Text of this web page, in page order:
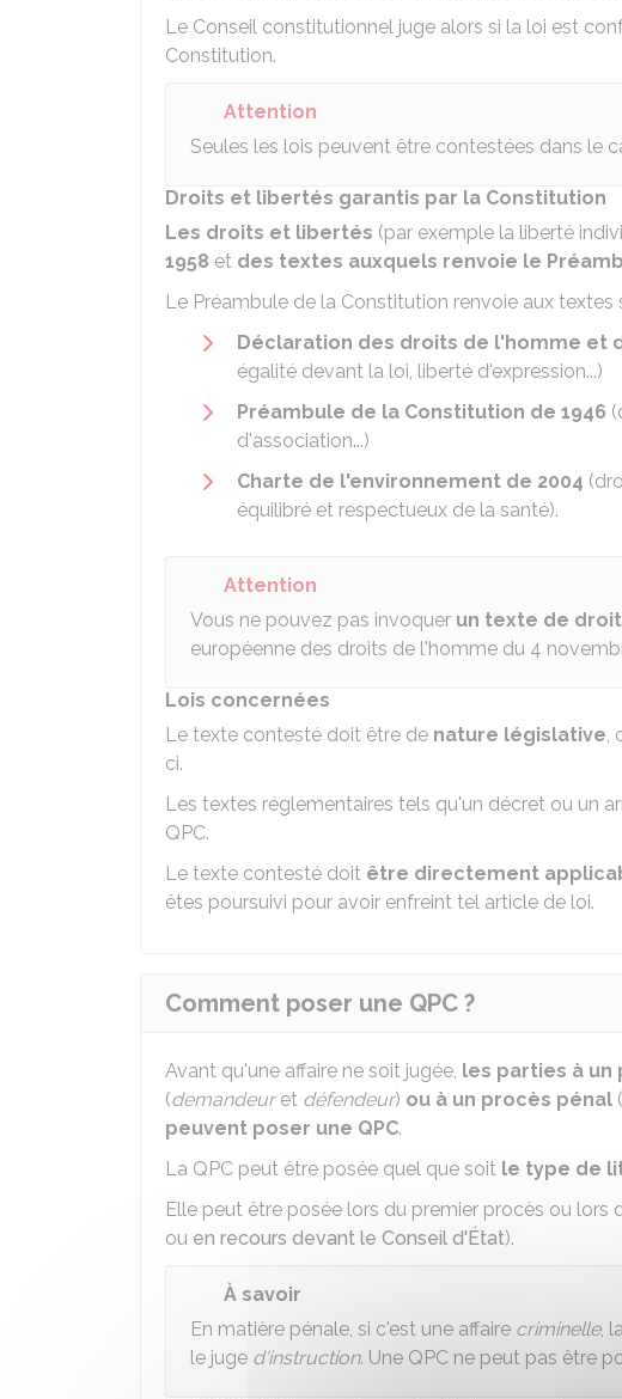
Le Conseil constitutionnel juge alors si la loi est
Constitution.
Attention
Seules les lois peuvent être contestées dans le
Droits et libertés garantis par la Constitution
Les droits et libertés (par exemple la liberté
1958 et des textes auxquels renvoie le
Le Préambule de la Constitution renvoie aux textes
Déclaration des droits de l'homme et
égalité devant la loi, liberté d'expression...)
Préambule de la Constitution de 1946
d'association...)
Charte de l'environnement de 2004
équilibré et respectueux de la santé).
Attention
Vous ne pouvez pas invoquer un texte de
européenne des droits de l'homme du 4
Lois concernées
Le texte contesté doit être de nature législative,
ci.
Les textes réglementaires tels qu'un décret ou un
QPC.
Le texte contesté doit être directement
êtes poursuivi pour avoir enfreint tel article de loi.
Comment poser une QPC ?
Avant qu'une affaire ne soit jugée, les parties à
(demandeuret défendeur) ou à un procès pénal (
peuvent poser une QPC.
La QPC peut être posée quel que soit le type de
Elle peut être posée lors du premier procès ou lors
ou en recours devant le Conseil d'État).
À savoir
En matière pénale, si c'est une affaire criminelle,
le juge d'instruction. Une QPC ne peut pas être